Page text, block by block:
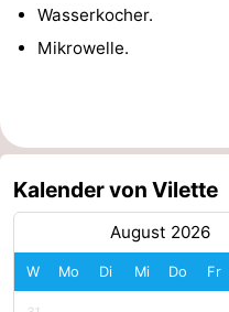
Medizin
Zeeland
Walcheren
-
Wasserkocher.
Mikrowelle.
Kalender von Vilette
August 2026
W Mo Di Mi Do Fr